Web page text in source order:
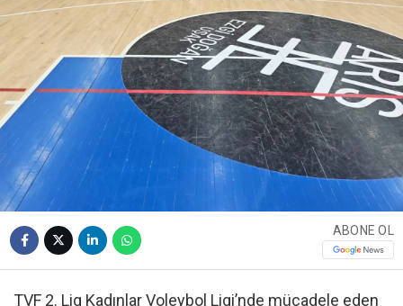
ABONE OL
TVF 2. Lig Kadınlar Voleybol Ligi’nde mücadele eden